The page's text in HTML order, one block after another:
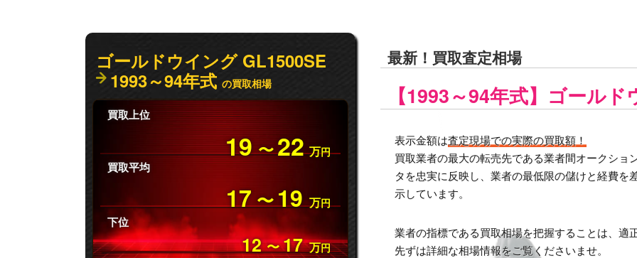
最新！買取査定相場
【1993～94年式】ゴール
表示金額は査定現場での実際の買取額！
買取業者の最大の転売先である業者間オークショ
タを忠実に反映し、業者の最低限の儲けと経費を
示しています。
業者の指標である買取相場を把握することは、適
先ずは詳細な相場情報をご覧くださいませ。
ゴールドウイング GL1500SE
1993～94年式 の買取相場
買取上位
19 〜22 万円
買取平均
17 〜19 万円
下位
12 〜17 万円